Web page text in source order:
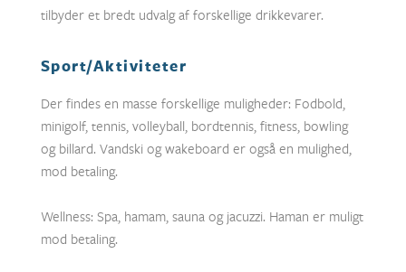
tilbyder et bredt udvalg af forskellige drikkevarer.
Sport/Aktiviteter
Der findes en masse forskellige muligheder: Fodbold,
minigolf, tennis, volleyball, bordtennis, fitness, bowling
og billard. Vandski og wakeboard er også en mulighed,
mod betaling.
Wellness: Spa, hamam, sauna og jacuzzi. Haman er muligt
mod betaling.